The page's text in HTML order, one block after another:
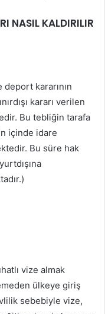
NASIL KALDIRILIR
kararının
kararı verilen
Bu tebliğin tarafa
içinde idare
Bu süre hak
vize almak
ülkeye giriş
sebebiyle vize,